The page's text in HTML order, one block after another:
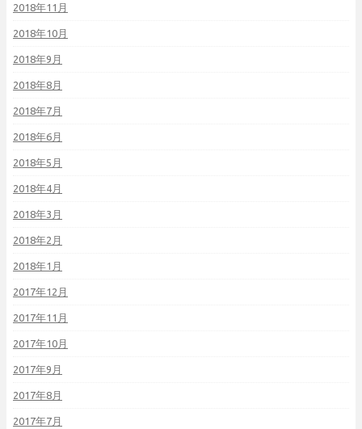
2018年11月
2018年10月
2018年9月
2018年8月
2018年7月
2018年6月
2018年5月
2018年4月
2018年3月
2018年2月
2018年1月
2017年12月
2017年11月
2017年10月
2017年9月
2017年8月
2017年7月